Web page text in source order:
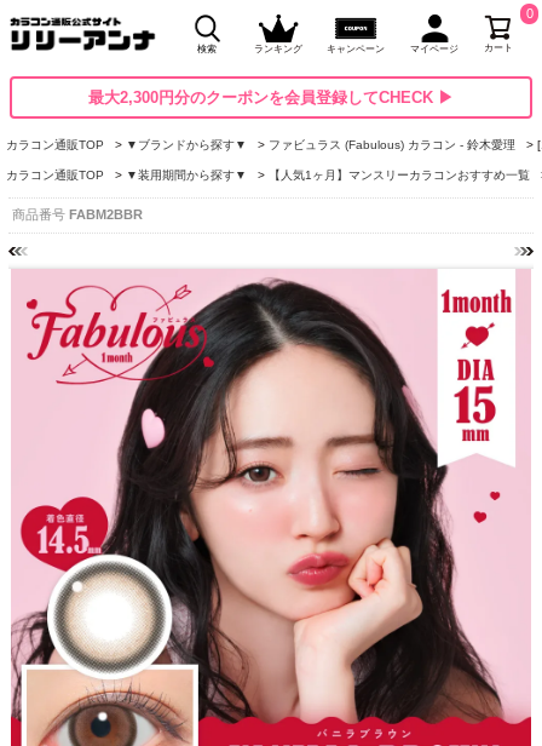
検索 ランキング キャンペーン マイページ カート
0
最大2,300円分のクーポンを会員登録してCHECK ▶
カラコン通販TOP ▼ブランドから探す▼ ファビュラス (Fabulous) カラコン - 鈴木愛理
カラコン通販TOP ▼装用期間から探す▼ 【人気1ヶ月】マンスリーカラコンおすすめ一覧
商品番号 FABM2BBR